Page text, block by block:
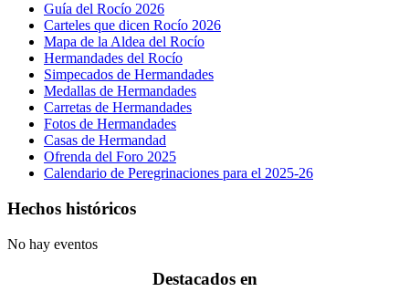
Guía del Rocío 2026
Carteles que dicen Rocío 2026
Mapa de la Aldea del Rocío
Hermandades del Rocío
Simpecados de Hermandades
Medallas de Hermandades
Carretas de Hermandades
Fotos de Hermandades
Casas de Hermandad
Ofrenda del Foro 2025
Calendario de Peregrinaciones para el 2025-26
Hechos históricos
No hay eventos
Destacados en